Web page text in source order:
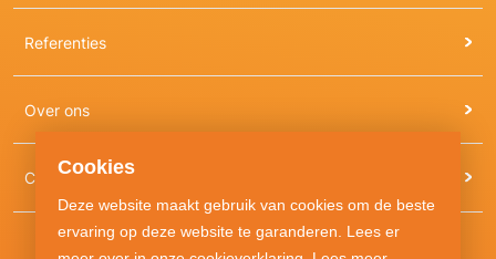
Cookies
Deze website maakt gebruik van cookies om de beste
ervaring op deze website te garanderen. Lees er
Over ons
Referenties
Contact